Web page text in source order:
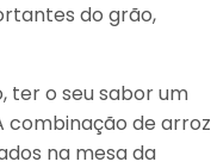
do grão,
ter o seu sabor um
combinação de arroz
na mesa da